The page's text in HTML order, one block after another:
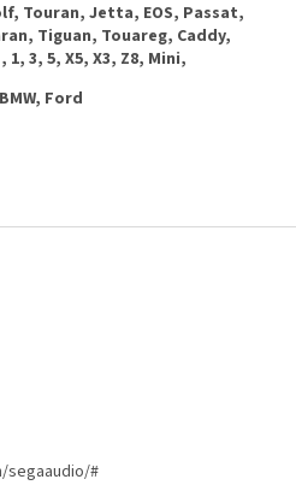
Touran, Jetta, EOS, Passat,
Tiguan, Touareg, Caddy,
3, 5, X5, X3, Z8, Mini,
Ford
segaaudio/#